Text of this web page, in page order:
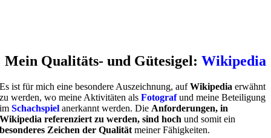
Mein Qualitäts- und Gütesigel: Wikipedia
Es ist für mich eine besondere Auszeichnung, aufWikipedia erwähnt
zu werden, wo meine Aktivitäten alsFotografund meine Beteiligung
imSchachspiel anerkannt werden. Die Anforderungen, in
Wikipedia referenziert zu werden, sind hoch und somit ein
besonderes Zeichen der Qualität meiner Fähigkeiten.